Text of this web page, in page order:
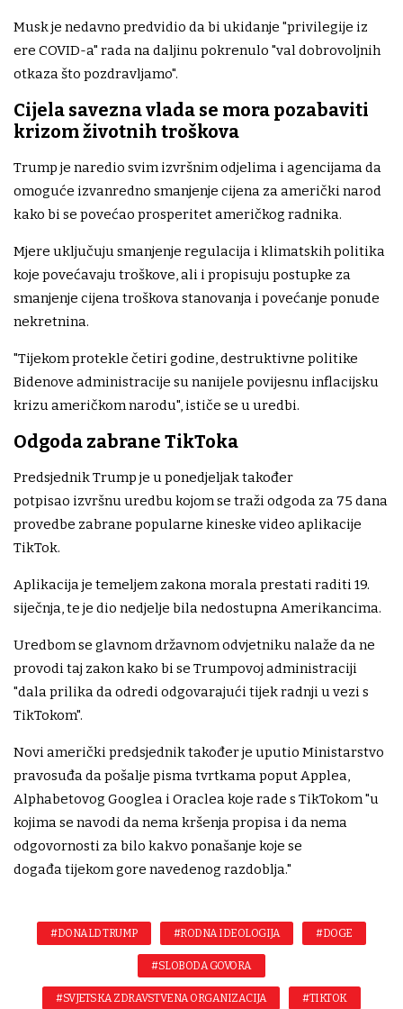
Musk je nedavno predvidio da bi ukidanje "privilegije iz
ere COVID-a" rada na daljinu pokrenulo "val dobrovoljnih
otkaza što pozdravljamo".
Cijela savezna vlada se mora pozabaviti
krizom životnih troškova
Trump je naredio svim izvršnim odjelima i agencijama da
omoguće izvanredno smanjenje cijena za američki narod
kako bi se povećao prosperitet američkog radnika.
Mjere uključuju smanjenje regulacija i klimatskih politika
koje povećavaju troškove, ali i propisuju postupke za
smanjenje cijena troškova stanovanja i povećanje ponude
nekretnina.
"Tijekom protekle četiri godine, destruktivne politike
Bidenove administracije su nanijele povijesnu inflacijsku
krizu američkom narodu", ističe se u uredbi.
Odgoda zabrane TikToka
Predsjednik Trump je u ponedjeljak također
potpisao izvršnu uredbu kojom se traži odgoda za 75 dana
provedbe zabrane popularne kineske video aplikacije
TikTok.
Aplikacija je temeljem zakona morala prestati raditi 19.
siječnja, te je dio nedjelje bila nedostupna Amerikancima.
Uredbom se glavnom državnom odvjetniku nalaže da ne
provodi taj zakon kako bi se Trumpovoj administraciji
"dala prilika da odredi odgovarajući tijek radnji u vezi s
TikTokom".
Novi američki predsjednik također je uputio Ministarstvo
pravosuđa da pošalje pisma tvrtkama poput Applea,
Alphabetovog Googlea i Oraclea koje rade s TikTokom "u
kojima se navodi da nema kršenja propisa i da nema
odgovornosti za bilo kakvo ponašanje koje se
događa tijekom gore navedenog razdoblja."
#DONALD TRUMP #RODNA IDEOLOGIJA #DOGE
#SLOBODA GOVORA
#SVJETSKA ZDRAVSTVENA ORGANIZACIJA #TIKTOK